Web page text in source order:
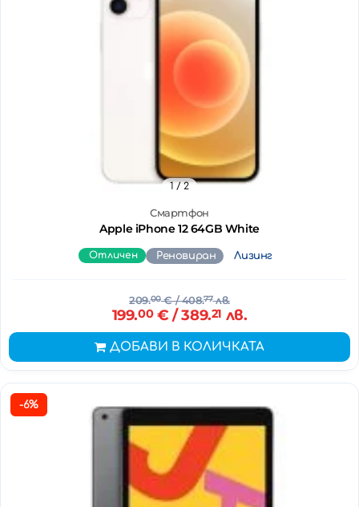
Смартфон
Apple iPhone 12 64GB White
1/ 2
Отличен Реновиран Лизинг
209.00€/ 408.77лв.
199.00€ / 389.21 лв.
ДОБАВИ В КОЛИЧКАТА
-6%